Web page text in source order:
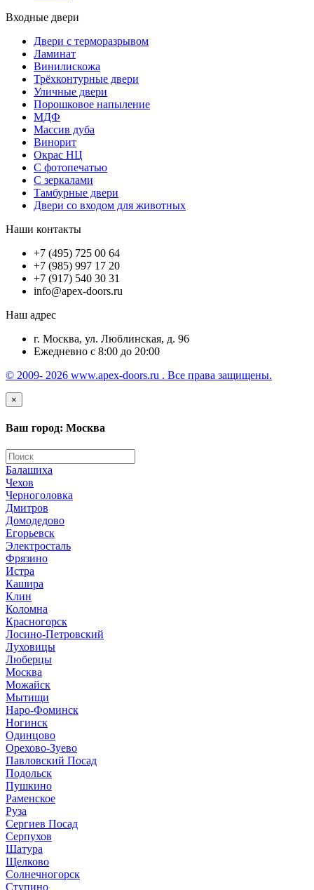
Входные двери
Двери с терморазрывом
Ламинат
Винилискожа
Трёхконтурные двери
Уличные двери
Порошковое напыление
МДФ
Массив дуба
Винорит
Окрас НЦ
С фотопечатью
С зеркалами
Тамбурные двери
Двери со входом для животных
Наши контакты
+7 (495) 725 00 64
+7 (985) 997 17 20
+7 (917) 540 30 31
info@apex-doors.ru
Наш адрес
г. Москва, ул. Люблинская, д. 96
Ежедневно с 8:00 до 20:00
© 2009- 2026 www.apex-doors.ru . Все права защищены.
×
Ваш город: Москва
Балашиха
Чехов
Черноголовка
Дмитров
Домодедово
Егорьевск
Электросталь
Фрязино
Истра
Кашира
Клин
Коломна
Красногорск
Лосино-Петровский
Луховицы
Люберцы
Москва
Можайск
Мытищи
Наро-Фоминск
Ногинск
Одинцово
Орехово-Зуево
Павловский Посад
Подольск
Пушкино
Раменское
Руза
Сергиев Посад
Серпухов
Шатура
Щелково
Солнечногорск
Ступино